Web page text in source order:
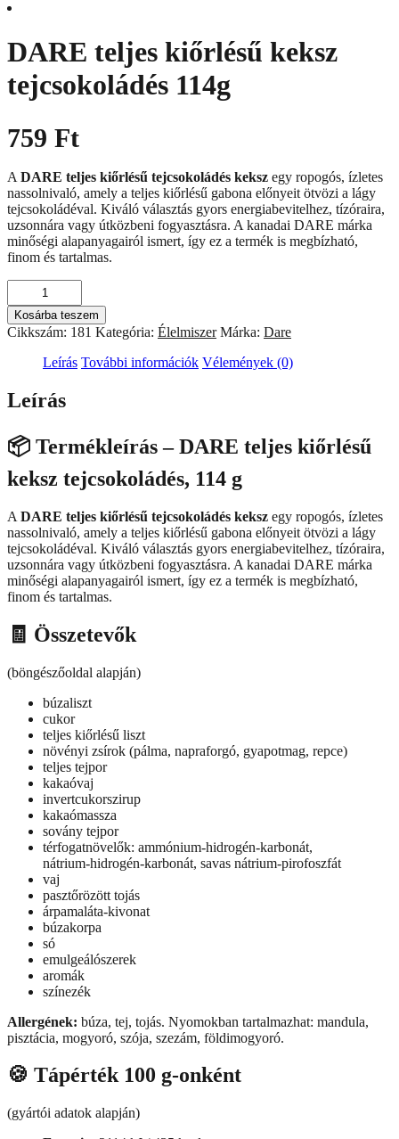
DARE teljes kiőrlésű keksz
tejcsokoládés 114g
759 Ft
A DARE teljes kiőrlésű tejcsokoládés keksz egy ropogós, ízletes
nassolnivaló, amely a teljes kiőrlésű gabona előnyeit ötvözi a lágy
tejcsokoládéval. Kiváló választás gyors energiabevitelhez, tízóraira,
uzsonnára vagy útközbeni fogyasztásra. A kanadai DARE márka
minőségi alapanyagairól ismert, így ez a termék is megbízható,
finom és tartalmas.
DARE
teljes
kiőrlésű
keksz
Kosárba teszem
Cikkszám: 181 Kategória: Élelmiszer Márka: Dare
Leírás További információk Vélemények (0)
Leírás
📦 Termékleírás – DARE teljes kiőrlésű
keksz tejcsokoládés, 114 g
A DARE teljes kiőrlésű tejcsokoládés keksz egy ropogós, ízletes
nassolnivaló, amely a teljes kiőrlésű gabona előnyeit ötvözi a lágy
tejcsokoládéval. Kiváló választás gyors energiabevitelhez, tízóraira,
uzsonnára vagy útközbeni fogyasztásra. A kanadai DARE márka
minőségi alapanyagairól ismert, így ez a termék is megbízható,
finom és tartalmas.
🧾 Összetevők
(böngészőoldal alapján)
búzaliszt
cukor
teljes kiőrlésű liszt
növényi zsírok (pálma, napraforgó, gyapotmag, repce)
teljes tejpor
kakaóvaj
invertcukorszirup
kakaómassza
sovány tejpor
térfogatnövelők: ammónium‑hidrogén‑karbonát,
nátrium‑hidrogén‑karbonát, savas nátrium‑pirofoszfát
vaj
pasztőrözött tojás
árpamaláta‑kivonat
búzakorpa
só
emulgeálószerek
aromák
színezék
Allergének: búza, tej, tojás. Nyomokban tartalmazhat: mandula,
pisztácia, mogyoró, szója, szezám, földimogyoró.
🍪 Tápérték 100 g-onként
(gyártói adatok alapján)